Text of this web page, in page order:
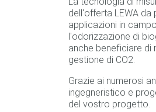
dell'offerta LEWA da
applicazioni in
l'odorizzazione di
anche beneficiare di
gestione di CO2.
Grazie ai numerosi
ingegneristico e
del vostro progetto.